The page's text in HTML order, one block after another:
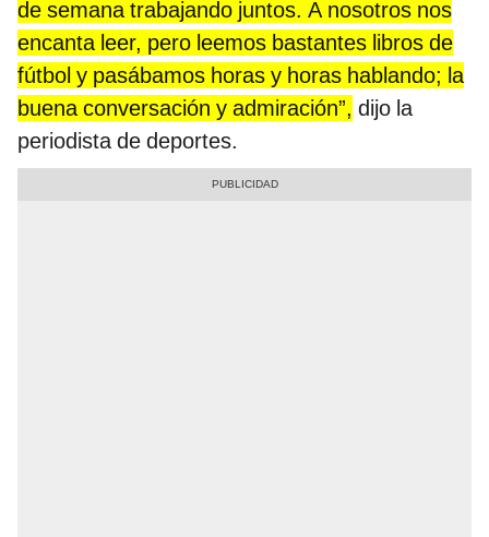
de semana trabajando juntos. A nosotros nos
encanta leer, pero leemos bastantes libros de
fútbol y pasábamos horas y horas hablando; la
buena conversación y admiración”, dijo la
periodista de deportes.